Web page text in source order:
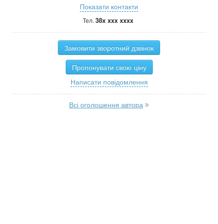
Показати контакти
Тел. 38x xxx xxxx
Замовити зворотний дзвінок
Пропонувати свою ціну
Написати повідомлення
Всі оголошення автора